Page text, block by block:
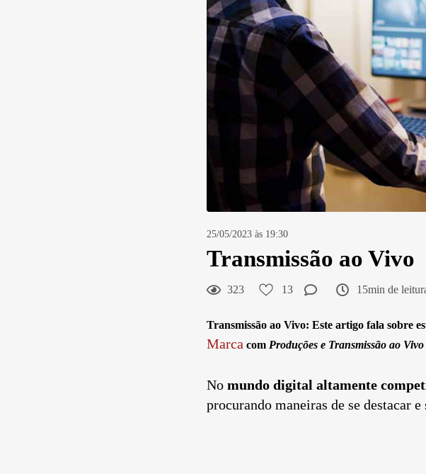
25/05/2023 às 19:30
Transmissão ao Vivo
323 13 15min de
Transmissão ao Vivo: Este artigo fala sobre
Marca com Produções e Transmissão ao
No mundo digital altamente
procurando maneiras de se destacar e